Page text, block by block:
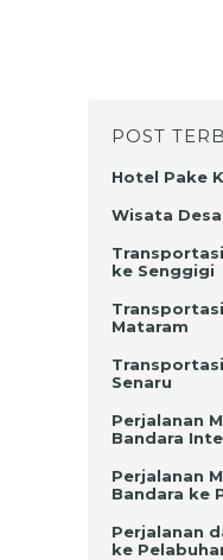
POST
Hotel Pake
Wisata
ke Senggigi
Mataram
Senaru
Perjalanan
Bandara
Perjalanan
Bandara ke
Perjalanan
ke